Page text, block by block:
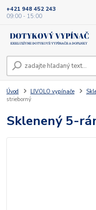
+421 948 452 243
09:00 - 15:00
Úvod LIVOLO vypínače
strieborný
Sklenený 5-